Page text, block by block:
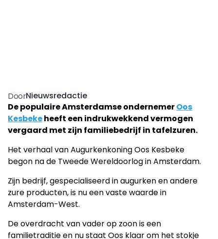
DoorNieuwsredactie
De populaire Amsterdamse ondernemerOos
Kesbekeheeft een indrukwekkend vermogen
vergaard met zijn familiebedrijf in tafelzuren.
Het verhaal van Augurkenkoning Oos Kesbeke
begon na de Tweede Wereldoorlog in Amsterdam.
Zijn bedrijf, gespecialiseerd in augurken en andere
zure producten, is nu een vaste waarde in
Amsterdam-West.
De overdracht van vader op zoon is een
familietraditie en nu staat Oos klaar om het stokje